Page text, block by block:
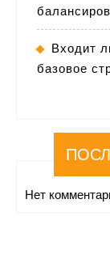
Входит
базовое
Нет